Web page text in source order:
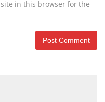
in this browser for the